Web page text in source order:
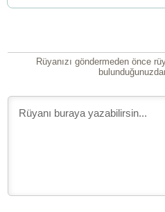
Rüyanızı göndermeden önce